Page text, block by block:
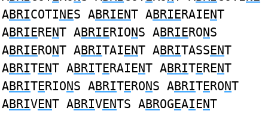
ABRICOTINES ABRIENT ABRIERAIENT
ABRIERENT ABRIERIONS ABRIERONS
ABRIERONT ABRITAIENT ABRITASSENT
ABRITENT ABRITERAIENT ABRITERENT
ABRITERIONS ABRITERONS ABRITERONT
ABRIVENT ABRIVENTS ABROGEAIENT